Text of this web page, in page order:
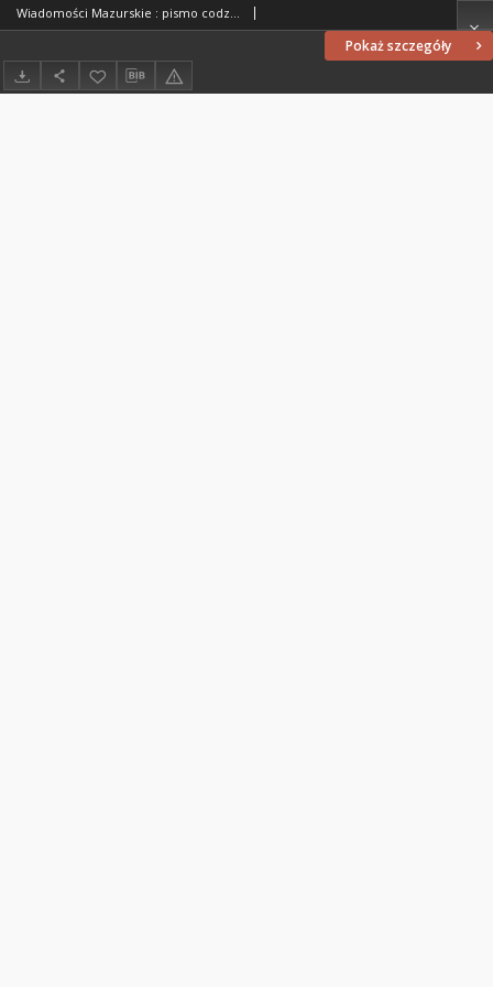
Pokaż szczegóły
Wiadomości Mazurskie : pismo codzienne. 1946 (R. 2), nr 59